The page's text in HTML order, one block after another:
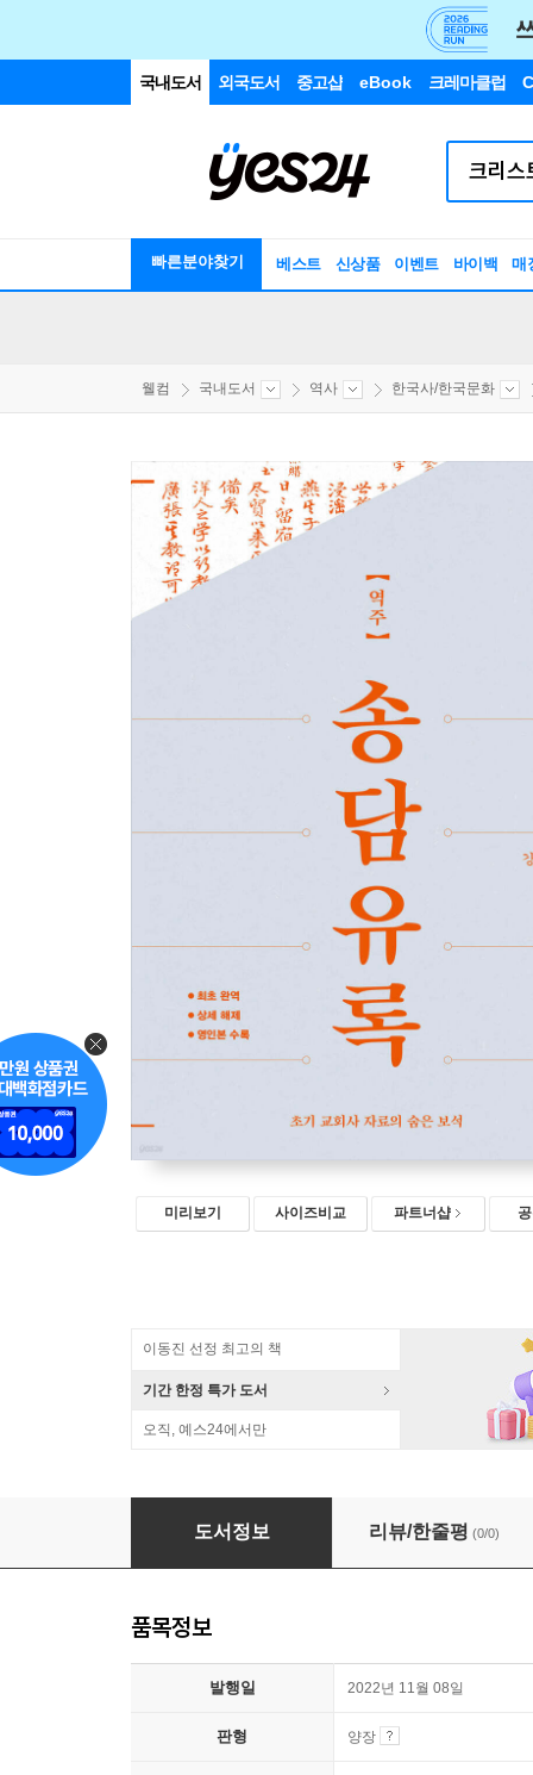
국내도서 외국도서 중고샵 eBook 크레마클럽
빠른분야찾기 베스트 신상품 이벤트 바이백 매
웰컴 국내도서 역사 한국사/한국문화
미리보기 사이즈비교 파트너샵
이동진 선정 최고의 책
기간 한정 특가 도서
오직, 예스24에서만
역주 송담유록
도서정보 리뷰/한줄평 (0/0)
품목정보
발행일 2022년 11월 08일
판형 양장